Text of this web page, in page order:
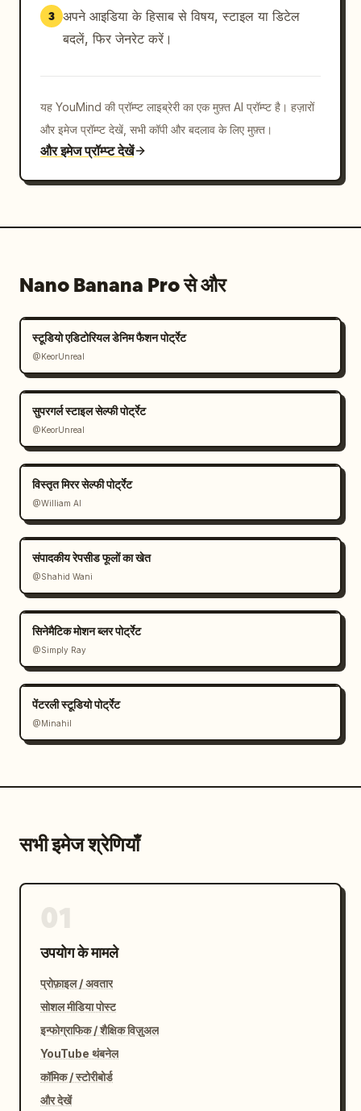
3 अपने आइडिया के हिसाब से विषय, स्टाइल या डिटेल
बदलें, फिर जेनरेट करें।
यह YouMind की प्रॉम्प्ट लाइब्रेरी का एक मुफ़्त AI प्रॉम्प्ट है। हज़ारों
और इमेज प्रॉम्प्ट देखें, सभी कॉपी और बदलाव के लिए मुफ़्त।
और इमेज प्रॉम्प्ट देखें
Nano Banana Pro से और
स्टूडियो एडिटोरियल डेनिम फैशन पोर्ट्रेट
@KeorUnreal
सुपरगर्ल स्टाइल सेल्फी पोर्ट्रेट
@KeorUnreal
विस्तृत मिरर सेल्फी पोर्ट्रेट
@William AI
संपादकीय रेपसीड फूलों का खेत
@Shahid Wani
सिनेमैटिक मोशन ब्लर पोर्ट्रेट
@Simply Ray
पेंटरली स्टूडियो पोर्ट्रेट
@Minahil
सभी इमेज श्रेणियाँ
उपयोग के मामले
प्रोफ़ाइल / अवतार
सोशल मीडिया पोस्ट
इन्फोग्राफिक / शैक्षिक विज़ुअल
YouTube थंबनेल
कॉमिक / स्टोरीबोर्ड
और देखें